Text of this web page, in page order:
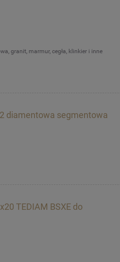
granit, marmur, cegła, klinkier i inne
diamentowa segmentowa
TEDIAM BSXE do